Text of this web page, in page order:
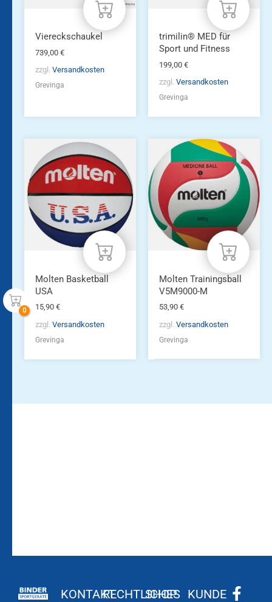
Viereckschaukel
739,00 €
zzgl. Versandkosten
Grevinga
trimilin® MED für
Sport und Fitness
199,00 €
zzgl. Versandkosten
Grevinga
Molten Basketball
USA
15,90 €
zzgl. Versandkosten
Grevinga
Molten Trainingsball
V5M9000-M
53,90 €
zzgl. Versandkosten
Grevinga
KONTAKTRECHTLICHES
SHOP KUNDE